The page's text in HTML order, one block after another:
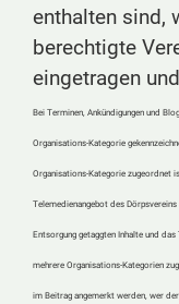
enthalten sind,
berechtigte
eingetragen
Bei Terminen, Ankündigungen und
Organisations-Kategorie
Organisations-Kategorie zugeordnet
Telemedienangebot des
Entsorgung getaggten Inhalte und
mehrere Organisations-Kategorien
im Beitrag angemerkt werden, wer